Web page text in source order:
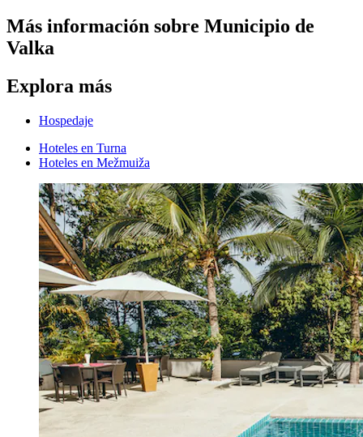
Más información sobre Municipio de
Valka
Explora más
Hospedaje
Hoteles en Turna
Hoteles en Mežmuiža